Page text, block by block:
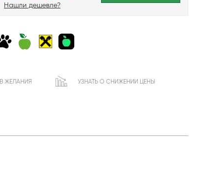
Нашли дешевле?
В ЖЕЛАНИЯ УЗНАТЬ О СНИЖЕНИИ ЦЕНЫ